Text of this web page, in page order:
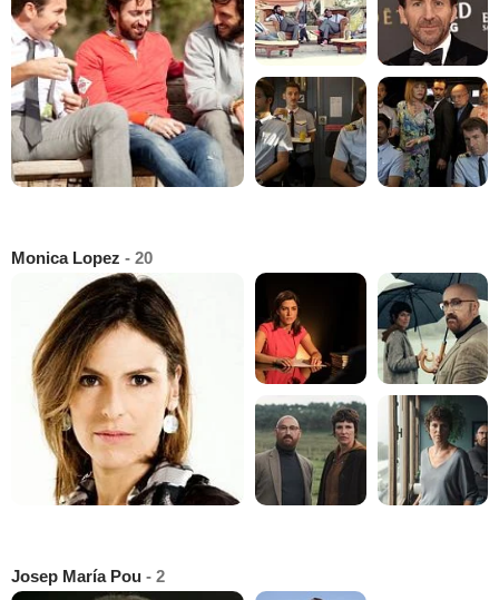
Monica Lopez - 20
Josep María Pou - 2